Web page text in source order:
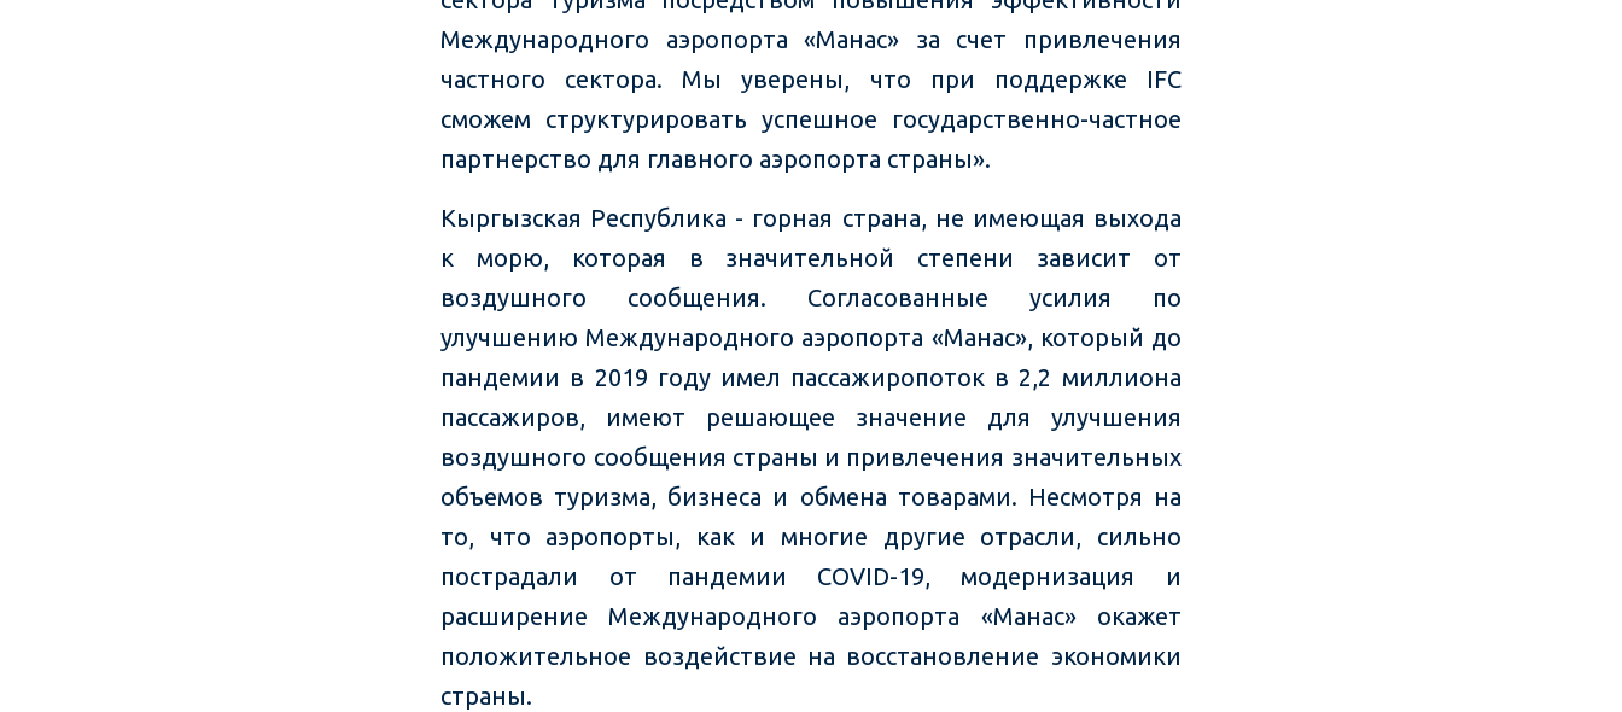
Международного аэропорта «Манас» за счет привлечения
частного сектора. Мы уверены, что при поддержке IFC
сможем структурировать успешное государственно-частное
партнерство для главного аэропорта страны».
Кыргызская Республика - горная страна, не имеющая выхода
к морю, которая в значительной степени зависит от
воздушного сообщения. Согласованные усилия по
улучшению Международного аэропорта «Манас», который до
пандемии в 2019 году имел пассажиропоток в 2,2 миллиона
пассажиров, имеют решающее значение для улучшения
воздушного сообщения страны и привлечения значительных
объемов туризма, бизнеса и обмена товарами. Несмотря на
то, что аэропорты, как и многие другие отрасли, сильно
пострадали от пандемии COVID-19, модернизация и
расширение Международного аэропорта «Манас» окажет
положительное воздействие на восстановление экономики
страны.